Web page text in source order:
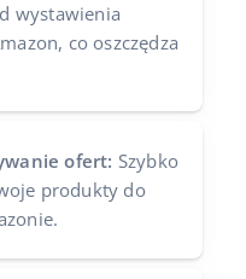
wystawienia
co oszczędza
ofert: Szybko
produkty do